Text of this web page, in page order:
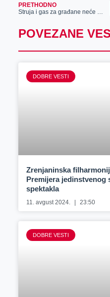
PRETHODNO
Struja i gas za građane neće poskupeti
POVEZANE
DOBRE VESTI
Zrenjaninska
Premijera jedinstvenog
spektakla
11. avgust 2024. 23:50
DOBRE VESTI